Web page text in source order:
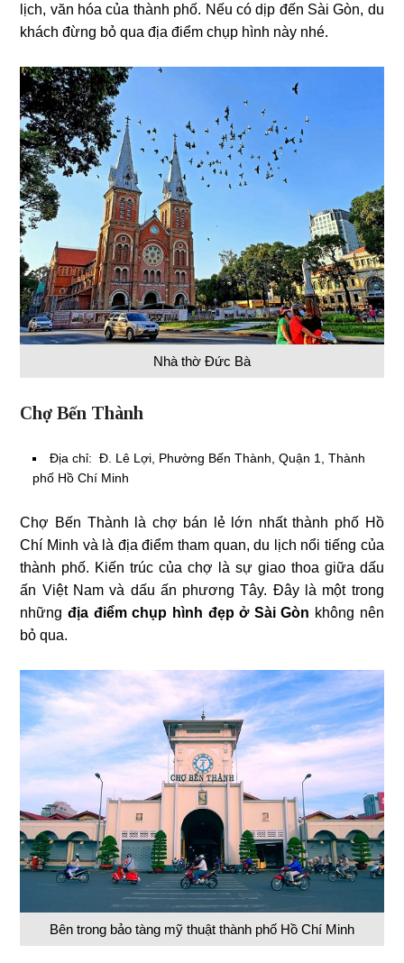
lịch, văn hóa của thành phố. Nếu có dịp đến Sài Gòn, du
khách đừng bỏ qua địa điểm chụp hình này nhé.
Nhà thờ Đức Bà
Chợ Bến Thành
Địa chỉ: Đ. Lê Lợi, Phường Bến Thành, Quận 1, Thành
phố Hồ Chí Minh
Chợ Bến Thành là chợ bán lẻ lớn nhất thành phố Hồ
Chí Minh và là địa điểm tham quan, du lịch nổi tiếng của
thành phố. Kiến trúc của chợ là sự giao thoa giữa dấu
ấn Việt Nam và dấu ấn phương Tây. Đây là một trong
nhữngđịa điểm chụp hình đẹp ở Sài Gòn không nên
bỏ qua.
Bên trong bảo tàng mỹ thuật thành phố Hồ Chí Minh